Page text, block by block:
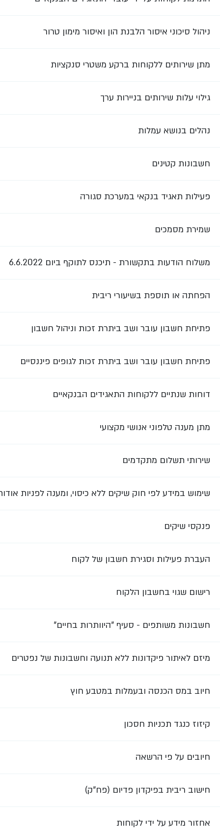
ניהול סיכוני איסור הלבנת הון ואיסור מימון טרור
מתן שירותים ללקוחות ברקע משטרי סנקציות
גילוי עלות שירותים בניירות ערך
נהלים בנושא עמלות
חשבונות קטינים
פעילות תאגיד בנקאי במערכת סגורה
שמירת מסמכים
משלוח הודעות בתקשורת - תיכנס לתוקף ביום 6.6.2022
הפחתה או תוספת בשיעורי ריבית
פתיחת חשבון עובר ושב ביתרת זכות וניהול חשבון
פתיחת חשבון עובר ושב ביתרת זכות לגופים פיננסיים
דוחות שנתיים ללקוחות התאגידים הבנקאיים
מתן מענה טלפוני אנושי מקצועי
שירותי תשלום מתקדמים
שימוש במידע לפי חוק שיקים ללא כיסוי, ומענה לפניות
פנקסי שיקים
העברת פעילות וסגירת חשבון של לקוח
רישום שגוי בחשבון הלקוח
חשבונות משותפים - סעיף "היוותרות בחיים"
מיזם לאיתור פיקדונות ללא תנועה וחשבונות של נפטרים
חיוב במס הכנסה ובעמלות במטבע חוץ
קיזוז כנגד תכניות חסכון
חיובים על פי הרשאה
חישוב ריבית בפיקדון פדיום (פח"ק)
אחזור מידע על ידי לקוחות